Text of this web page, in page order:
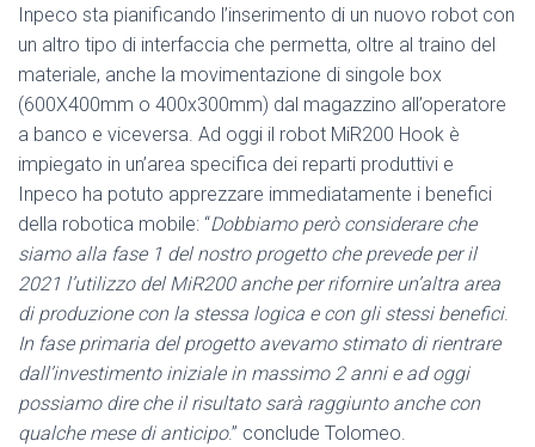
Inpeco sta pianificando l’inserimento di un nuovo robot con
un altro tipo di interfaccia che permetta, oltre al traino del
materiale, anche la movimentazione di singole box
(600X400mm o 400x300mm) dal magazzino all’operatore
a banco e viceversa. Ad oggi il robot MiR200 Hook è
impiegato in un’area specifica dei reparti produttivi e
Inpeco ha potuto apprezzare immediatamente i benefici
della robotica mobile: “Dobbiamo però considerare che
siamo alla fase 1 del nostro progetto che prevede per il
2021 l’utilizzo del MiR200 anche per rifornire un’altra area
di produzione con la stessa logica e con gli stessi benefici.
In fase primaria del progetto avevamo stimato di rientrare
dall’investimento iniziale in massimo 2 anni e ad oggi
possiamo dire che il risultato sarà raggiunto anche con
qualche mese di anticipo.” conclude Tolomeo.